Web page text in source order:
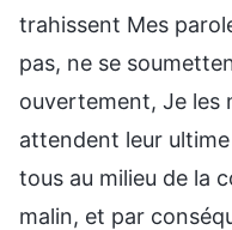
trahissent Mes
pas, ne se
ouvertement, Je les
attendent leur
tous au milieu de la
malin, et par